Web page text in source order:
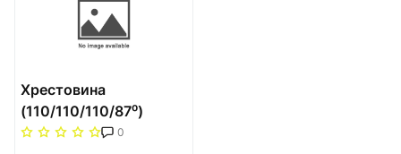
Хрестовина
(110/110/110/87⁰)
двохплощинна
0